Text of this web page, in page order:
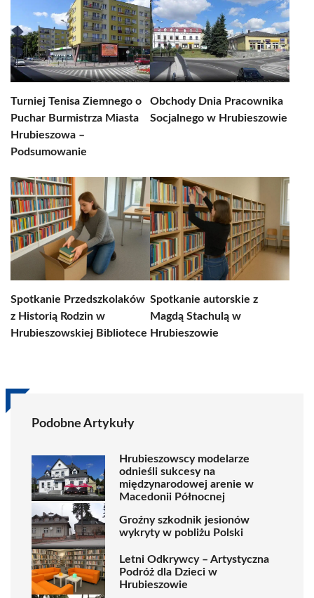
Turniej Tenisa Ziemnego o
Puchar Burmistrza Miasta
Hrubieszowa –
Podsumowanie
Obchody Dnia Pracownika
Socjalnego w Hrubieszowie
Spotkanie Przedszkolaków
z Historią Rodzin w
Hrubieszowskiej Bibliotece
Spotkanie autorskie z
Magdą Stachulą w
Hrubieszowie
Podobne Artykuły
Hrubieszowscy modelarze
odnieśli sukcesy na
międzynarodowej arenie w
Macedonii Północnej
Groźny szkodnik jesionów
wykryty w pobliżu Polski
Letni Odkrywcy – Artystyczna
Podróż dla Dzieci w
Hrubieszowie